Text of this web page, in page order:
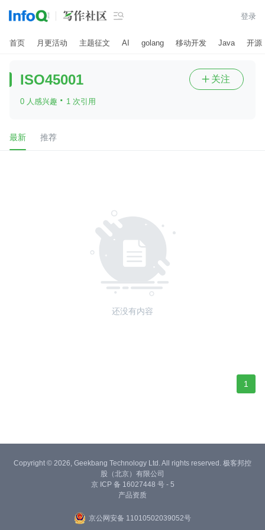
 登录
首页 月更活动 主题征文 AI golang 移动开发 Java 开源
ISO45001
0 人感兴趣 · 1 次引用
 关注
最新 推荐
还没有内容
1
Copyright © 2026, Geekbang Technology Ltd. All rights reserved. 极客邦控
股（北京）有限公司
京 ICP 备 16027448 号 - 5
产品资质
京公网安备 11010502039052号